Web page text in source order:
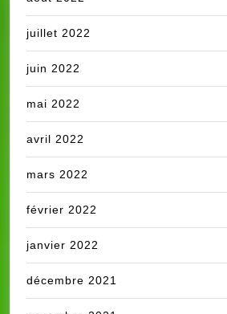
juillet 2022
juin 2022
mai 2022
avril 2022
mars 2022
février 2022
janvier 2022
décembre 2021